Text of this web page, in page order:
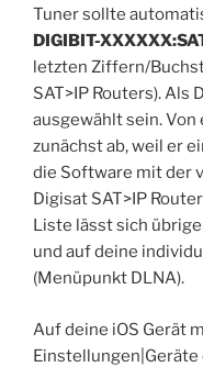
Tuner sollte
DIGIBIT-
letzten Ziffern/
SAT>IP Routers). Als
ausgewählt sein.
zunächst ab, weil er
die Software mit der
Digisat SAT>IP
Liste lässt sich
und auf deine
(Menüpunkt DLNA).
Auf deine iOS Gerät
Einstellungen|Geräte